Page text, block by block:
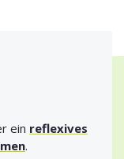
ein reflexives
.